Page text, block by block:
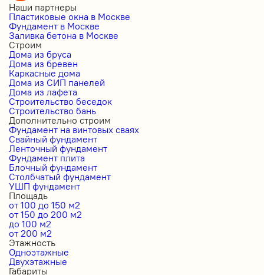
Наши партнеры
Пластиковые окна в Москве
Фундамент в Москве
Заливка бетона в Москве
Строим
Дома из бруса
Дома из бревен
Каркасные дома
Дома из СИП панелей
Дома из лафета
Строительство беседок
Строительство бань
Дополнительно строим
Фундамент на винтовых сваях
Свайный фундамент
Ленточный фундамент
Фундамент плита
Блочный фундамент
Столбчатый фундамент
УШП фундамент
Площадь
от 100 до 150 м2
от 150 до 200 м2
до 100 м2
от 200 м2
Этажность
Одноэтажные
Двухэтажные
Габариты